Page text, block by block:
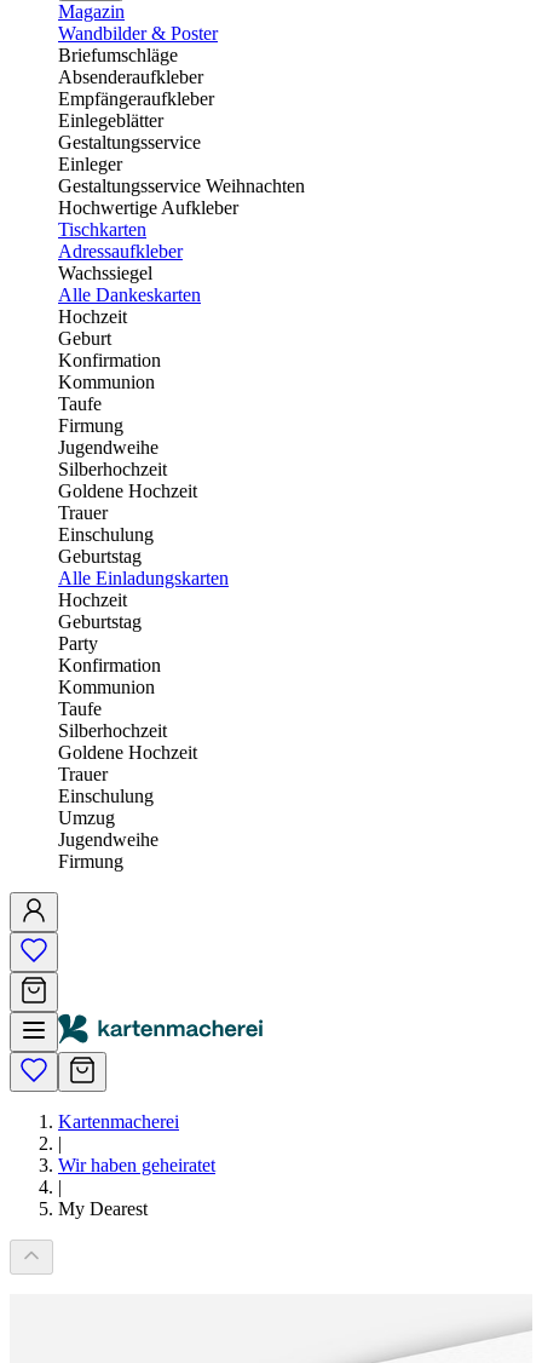
Magazin
Wandbilder & Poster
Briefumschläge
Absenderaufkleber
Empfängeraufkleber
Einlegeblätter
Gestaltungsservice
Einleger
Gestaltungsservice Weihnachten
Hochwertige Aufkleber
Tischkarten
Adressaufkleber
Wachssiegel
Alle Dankeskarten
Hochzeit
Geburt
Konfirmation
Kommunion
Taufe
Firmung
Jugendweihe
Silberhochzeit
Goldene Hochzeit
Trauer
Einschulung
Geburtstag
Alle Einladungskarten
Hochzeit
Geburtstag
Party
Konfirmation
Kommunion
Taufe
Silberhochzeit
Goldene Hochzeit
Trauer
Einschulung
Umzug
Jugendweihe
Firmung
Kartenmacherei
|
Wir haben geheiratet
|
My Dearest